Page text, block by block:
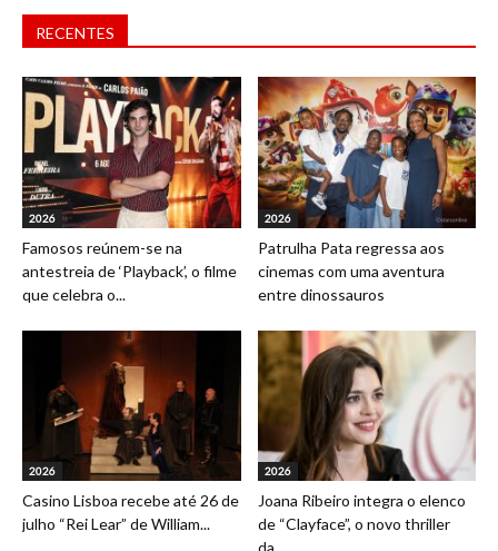
RECENTES
2026
Famosos reúnem-se na
antestreia de ‘Playback’, o filme
que celebra o...
2026
Patrulha Pata regressa aos
cinemas com uma aventura
entre dinossauros
2026
Casino Lisboa recebe até 26 de
julho “Rei Lear” de William...
2026
Joana Ribeiro integra o elenco
de “Clayface”, o novo thriller
da...